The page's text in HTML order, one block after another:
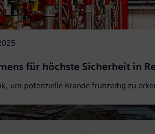
für höchste Sicherheit in
um potenzielle Brände frühzeitig zu
die Siemens
und vorausschauende